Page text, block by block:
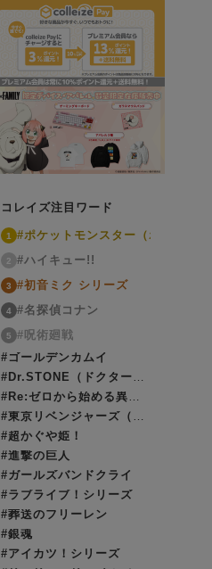
コレイズ注目ワード
1 #ポケットモンスター（ポケモン）
2 #ハイキュー!!
3 #初音ミク シリーズ
4 #名探偵コナン
5
#呪術廻戦
#ゴールデンカムイ
#Dr.STONE（ドクターストーン）
#Re:ゼロから始める異世界生活（リゼロ）
#東京リベンジャーズ（東リベ）
#超かぐや姫！
#進撃の巨人
#ガールズバンドクライ
#ラブライブ！シリーズ
#葬送のフリーレン
#銀魂
#アイカツ！シリーズ